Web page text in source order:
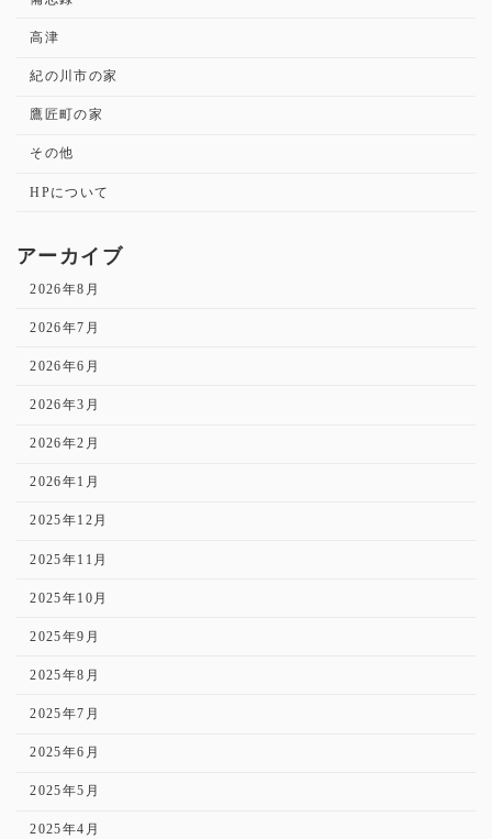
高津
紀の川市の家
鷹匠町の家
その他
HPについて
アーカイブ
2026年8月
2026年7月
2026年6月
2026年3月
2026年2月
2026年1月
2025年12月
2025年11月
2025年10月
2025年9月
2025年8月
2025年7月
2025年6月
2025年5月
2025年4月